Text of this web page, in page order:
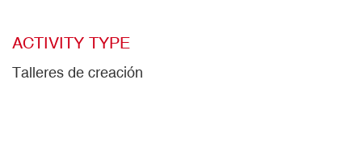
ACTIVITY TYPE
Talleres de creación